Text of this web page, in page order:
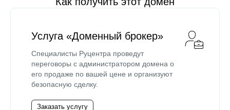
Услуга «Доменный брокер»
Специалисты Руцентра проведут
переговоры с администратором домена о
его продаже по вашей цене и организуют
безопасную сделку.
Заказать услугу